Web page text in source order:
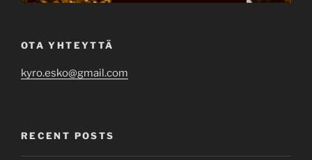
OTA YHTEYTTÄ
kyro.esko@gmail.com
RECENT POSTS